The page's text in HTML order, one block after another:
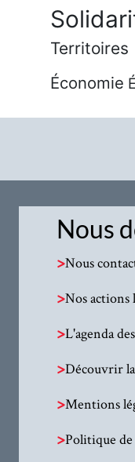
Territoires
Économie
Nous
>Nous
>Nos actions
>L'agenda
>Découvrir
>Mentions
>Politique